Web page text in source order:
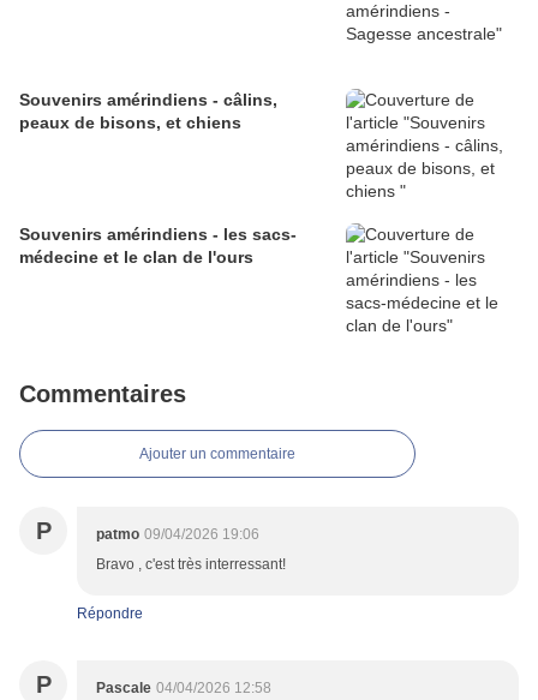
Souvenirs amérindiens - câlins,
peaux de bisons, et chiens
Souvenirs amérindiens - les sacs-
médecine et le clan de l'ours
Commentaires
Ajouter un commentaire
P patmo 09/04/2026 19:06
Bravo , c'est très interressant!
Répondre
P Pascale 04/04/2026 12:58